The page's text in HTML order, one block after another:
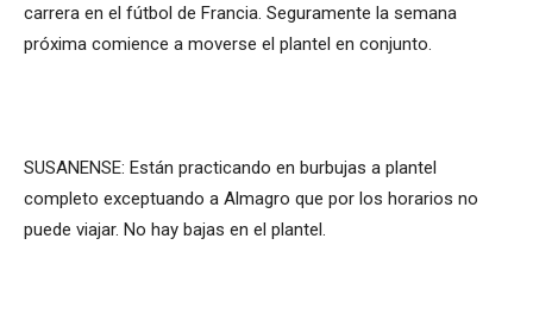
carrera en el fútbol de Francia. Seguramente la semana
próxima comience a moverse el plantel en conjunto.
SUSANENSE: Están practicando en burbujas a plantel
completo exceptuando a Almagro que por los horarios no
puede viajar. No hay bajas en el plantel.